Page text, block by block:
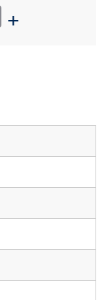
E
+